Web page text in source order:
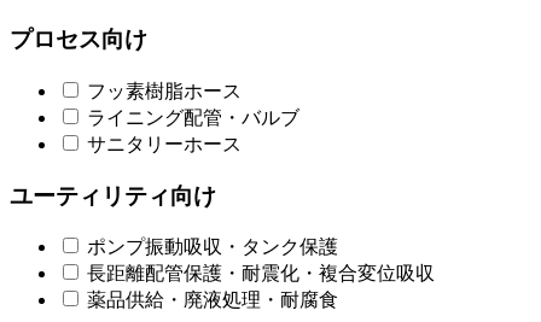
プロセス向け
フッ素樹脂ホース
ライニング配管・バルブ
サニタリーホース
ユーティリティ向け
ポンプ振動吸収・タンク保護
長距離配管保護・耐震化・複合変位吸収
薬品供給・廃液処理・耐腐食